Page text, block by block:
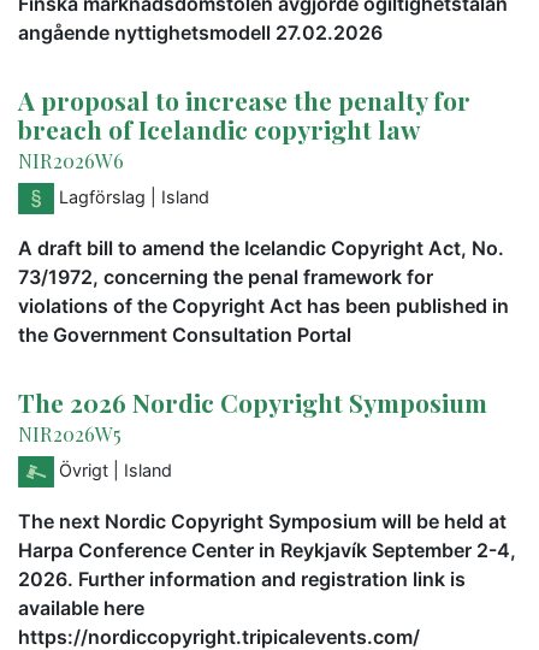
angående nyttighetsmodell 27.02.2026
A proposal to increase the penalty for
breach of Icelandic copyright law
NIR2026W6
Lagförslag | Island
A draft bill to amend the Icelandic Copyright Act, No.
73/1972, concerning the penal framework for
violations of the Copyright Act has been published in
the Government Consultation Portal
The 2026 Nordic Copyright Symposium
NIR2026W5
Övrigt | Island
The next Nordic Copyright Symposium will be held at
Harpa Conference Center in Reykjavík September 2-4,
2026. Further information and registration link is
available here
https://nordiccopyright.tripicalevents.com/